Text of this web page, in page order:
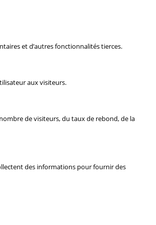
et d’autres fonctionnalités tierces.
aux visiteurs.
de visiteurs, du taux de rebond, de la
des informations pour fournir des